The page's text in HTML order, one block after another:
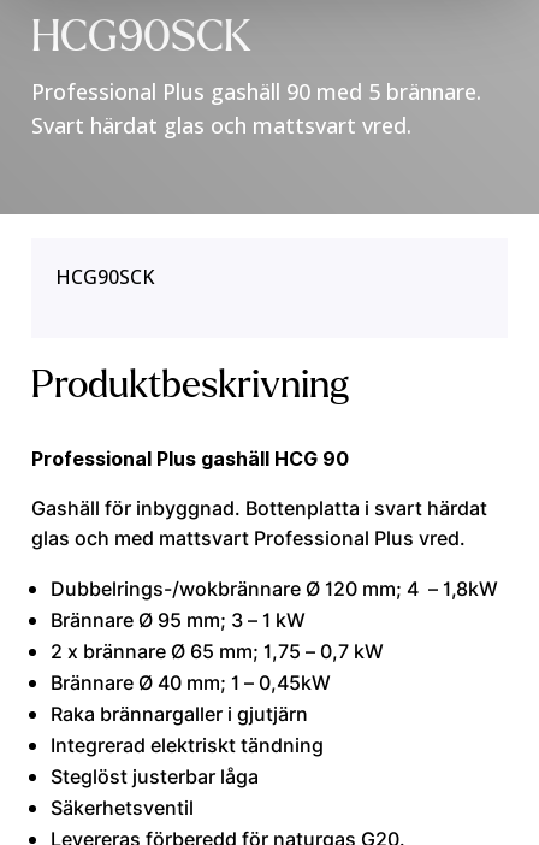
HCG90SCK
Professional Plus gashäll 90 med 5 brännare.
Svart härdat glas och mattsvart vred.
Produktbeskrivning
Professional Plus gashäll HCG 90
Gashäll för inbyggnad. Bottenplatta i svart härdat
glas och med mattsvart Professional Plus vred.
Dubbelrings-/wokbrännare Ø 120 mm; 4 – 1,8kW
Brännare Ø 95 mm; 3 – 1 kW
2 x brännare Ø 65 mm; 1,75 – 0,7 kW
Brännare Ø 40 mm; 1 – 0,45kW
Raka brännargaller i gjutjärn
Integrerad elektriskt tändning
Steglöst justerbar låga
Säkerhetsventil
HCG90SCK